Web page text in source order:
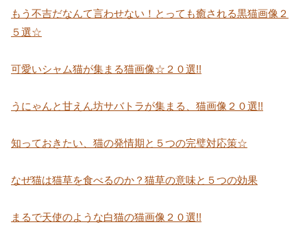
もう不吉だなんて言わせない！とっても癒される黒猫画像２
５選☆
可愛いシャム猫が集まる猫画像☆２０選!!
うにゃんと甘えん坊サバトラが集まる、猫画像２０選!!
知っておきたい、猫の発情期と５つの完璧対応策☆
なぜ猫は猫草を食べるのか？猫草の意味と５つの効果
まるで天使のような白猫の猫画像２０選!!